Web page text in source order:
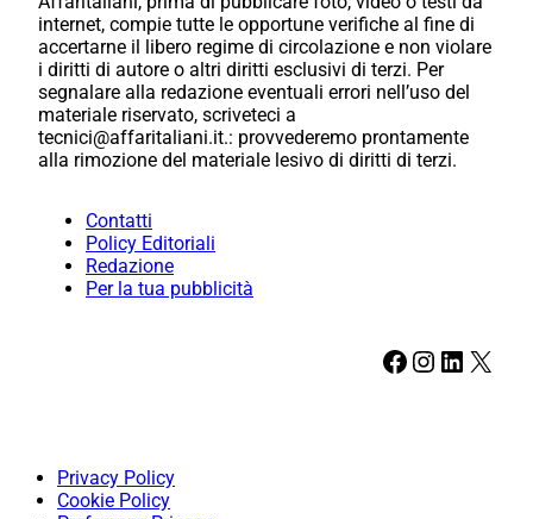
internet, compie tutte le opportune verifiche al fine di
accertarne il libero regime di circolazione e non violare
i diritti di autore o altri diritti esclusivi di terzi. Per
segnalare alla redazione eventuali errori nell’uso del
materiale riservato, scriveteci a
tecnici@affaritaliani.it.: provvederemo prontamente
alla rimozione del materiale lesivo di diritti di terzi.
Contatti
Policy Editoriali
Redazione
Per la tua pubblicità
Facebook Instagram LinkedIn X
Privacy Policy
Cookie Policy